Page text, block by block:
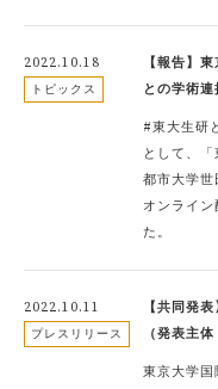
2022.10.18
トピックス
【報告】
との学術
#東大生研
として、
都市大学世
オンライ
た。
2022.10.11
プレスリリース
【共同発
（発表主
東京大学